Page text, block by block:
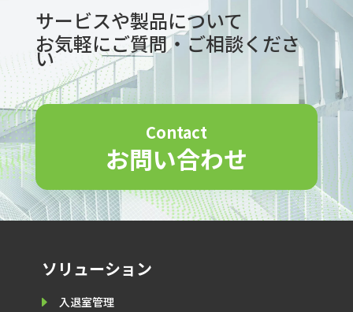
サービスや製品について
お気軽にご質問・ご相談くださ
い
Contact
お問い合わせ
ソリューション
E 入退室管理